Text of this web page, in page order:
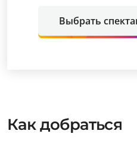
Выбрать
Как добраться